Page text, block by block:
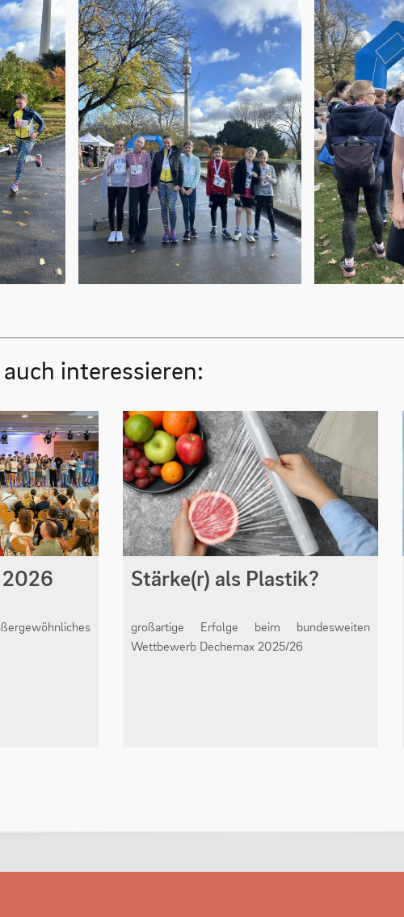
interessieren:
2026 Stärke(r) als Plastik?
großartige Erfolge beim bundesweiten
Wettbewerb Dechemax 2025/26